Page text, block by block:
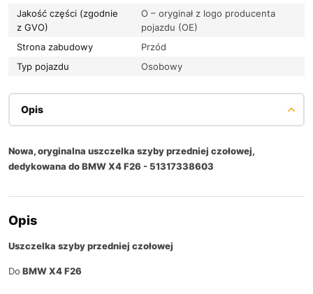
Jakość części (zgodnie
z GVO)
O – oryginał z logo producenta
pojazdu (OE)
Strona zabudowy
Przód
Typ pojazdu
Osobowy
Opis
Nowa, oryginalna uszczelka szyby przedniej czołowej,
dedykowana do BMW X4 F26 - 51317338603
Opis
Uszczelka szyby przedniej czołowej
Do BMW X4 F26